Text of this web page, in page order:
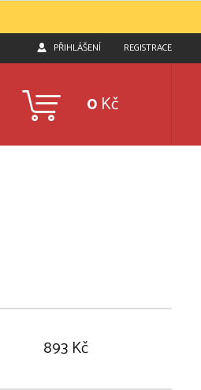
PŘIHLÁŠENÍ REGISTRACE
0 Kč
893 Kč